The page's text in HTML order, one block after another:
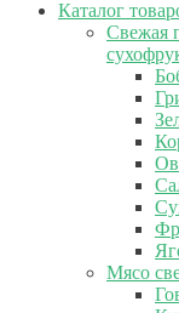
Каталог
Свежая
Мясо